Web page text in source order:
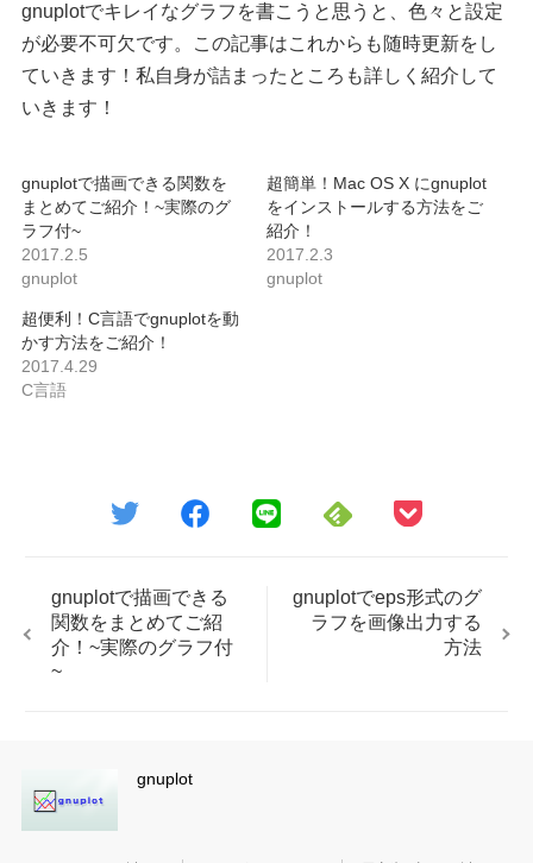
gnuplotでキレイなグラフを書こうと思うと、色々と設定
が必要不可欠です。この記事はこれからも随時更新をし
ていきます！私自身が詰まったところも詳しく紹介して
いきます！
gnuplotで描画できる関数を
まとめてご紹介！~実際のグ
ラフ付~
2017.2.5
gnuplot
超簡単！Mac OS X にgnuplot
をインストールする方法をご
紹介！
2017.2.3
gnuplot
超便利！C言語でgnuplotを動
かす方法をご紹介！
2017.4.29
C言語
gnuplotで描画できる
関数をまとめてご紹
介！~実際のグラフ付
~
gnuplotでeps形式のグ
ラフを画像出力する
方法
gnuplot